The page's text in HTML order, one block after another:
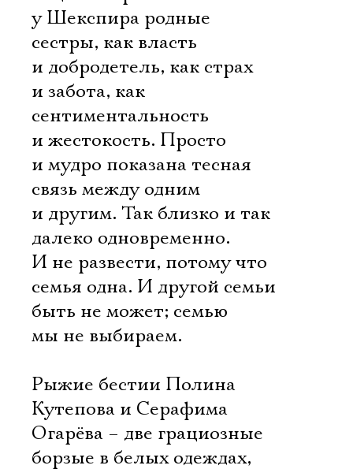
у Шекспира родные
сестры, как власть
и добродетель, как страх
и забота, как
сентиментальность
и жестокость. Просто
и мудро показана тесная
связь между одним
и другим. Так близко и так
далеко одновременно.
И не развести, потому что
семья одна. И другой семьи
быть не может; семью
мы не выбираем.
Рыжие бестии Полина
Кутепова и Серафима
Огарёва – две грациозные
борзые в белых одеждах,